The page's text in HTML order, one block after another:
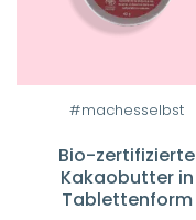
#machesselbst
Bio-zertifizierte
Kakaobutter in
Tablettenform